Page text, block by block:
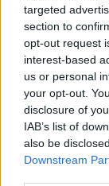
targeted
section to
opt-out request
interest-based
us or personal
your opt-out.
disclosure of
IAB’s list of
also be
Downstream